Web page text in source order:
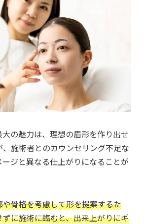
の魅力は、理想の眉形を作り出せ
、施術者とのカウンセリング不足な
ージと異なる仕上がりになることが
骨格を考慮して形を提案するた
に施術に臨むと、出来上がりにギ